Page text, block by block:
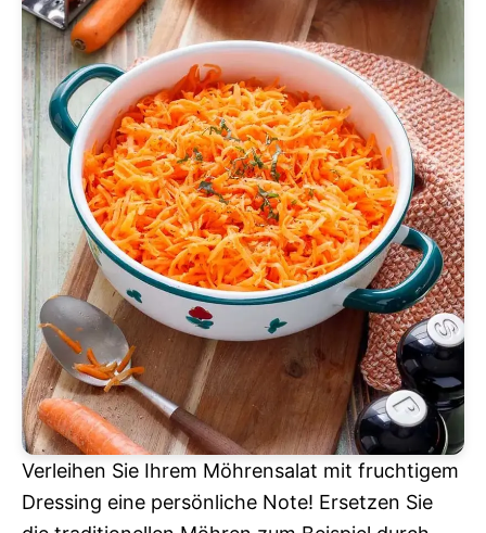
Verleihen Sie Ihrem Möhrensalat mit fruchtigem
Dressing eine persönliche Note! Ersetzen Sie